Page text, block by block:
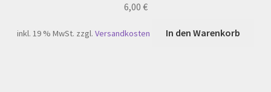
6,00 €
inkl. 19 % MwSt. zzgl.Versandkosten In den Warenkorb